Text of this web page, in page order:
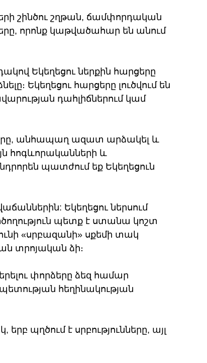
շինծու շղթան, ճամփորդական
որոնք կաթվածահար են անում
Եկեղեցու ներքին հարցերը
Եկեղեցու հարցերը լուծվում են
դահլիճներում կամ
անհապաղ ազատ արձակել և
հոգևորականների և
պատժում եք Եկեղեցուն
Եկեղեցու ներսում
պետք է ստանա կոշտ
«սրբազանի» սքեմի տակ
տրոյական ձի։
փորձերը ձեզ համար
հեղինակության
պղծում է սրբությունները, այլ